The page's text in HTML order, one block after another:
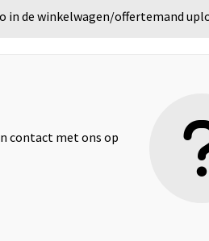
in de winkelwagen/offertemand
contact met ons op